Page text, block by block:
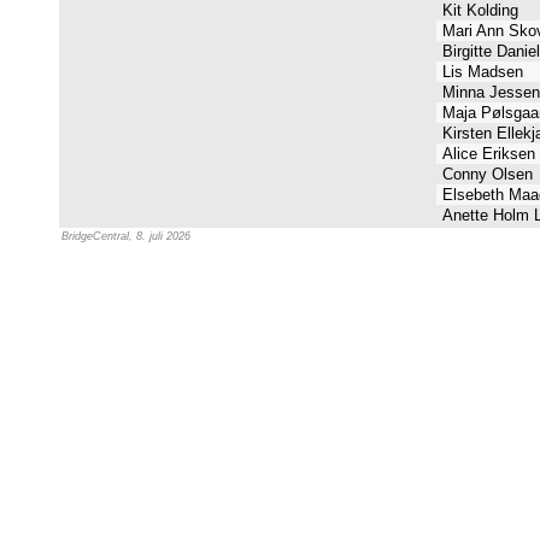
Kit Kolding
Mari Ann
Birgitte
Lis Madsen
Minna
Maja
Kirsten
Alice Eriksen
Conny Olsen
Elsebeth
Anette Holm
BridgeCentral, 8. juli 2026